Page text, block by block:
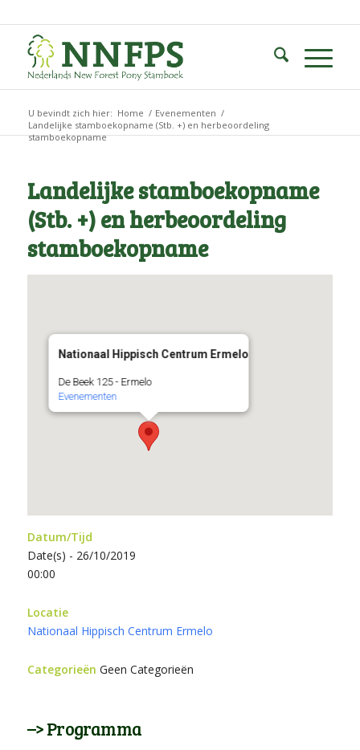
U bevindt zich hier: Home / Evenementen /
Landelijke stamboekopname (Stb. +) en herbeoordeling
stamboekopname
Landelijke stamboekopname
(Stb. +) en herbeoordeling
stamboekopname
Nationaal Hippisch Centrum Ermelo
De Beek 125 - Ermelo
Evenementen
Datum/Tijd
Date(s) - 26/10/2019
00:00
Locatie
Nationaal Hippisch Centrum Ermelo
Categorieën Geen Categorieën
–> Programma